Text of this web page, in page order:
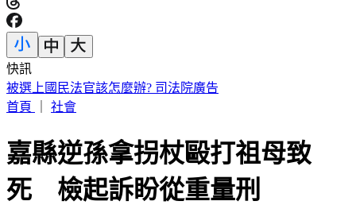
快訊
小英男孩涉貪198萬！出庭辯不明財產是「爸爸每年給30萬」
首頁
社會
嘉縣逆孫拿拐杖毆打祖母致
死 檢起訴盼從重量刑